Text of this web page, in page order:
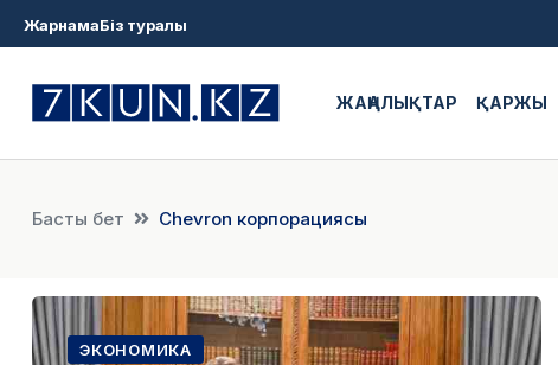
ЖарнамаБіз туралы
ЖАҢАЛЫҚТАР ҚАРЖЫ
Басты бет Chevron корпорациясы
ЭКОНОМИКА